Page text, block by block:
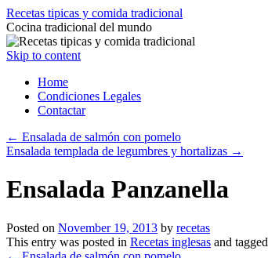
Recetas tipicas y comida tradicional
Cocina tradicional del mundo
Skip to content
Home
Condiciones Legales
Contactar
← Ensalada de salmón con pomelo
Ensalada templada de legumbres y hortalizas →
Ensalada Panzanella
Posted on November 19, 2013 by recetas
This entry was posted in Recetas inglesas and tagged